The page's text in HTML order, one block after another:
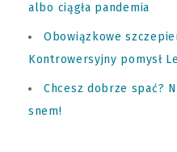
albo ciągła pandemia
Obowiązkowe
Kontrowersyjny pomysł
Chcesz dobrze spać?
snem!